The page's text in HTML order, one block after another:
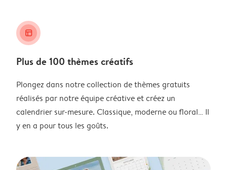
layout_alt
Plus de 100 thèmes créatifs
Plongez dans notre collection de thèmes gratuits
réalisés par notre équipe créative et créez un
calendrier sur-mesure. Classique, moderne ou floral… Il
y en a pour tous les goûts.